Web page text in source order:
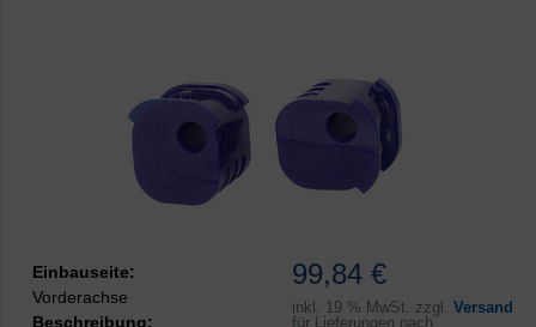
99,84 €
inkl. 19 % MwSt. zzgl. Versand
für Lieferungen nach
Einbauseite:
Vorderachse
Beschreibung: